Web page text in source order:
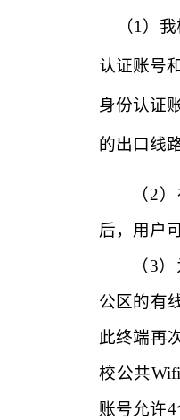
（1）
认证账号
身份认证
的出口线
（2
后，用户
（3）
公区的有
此终端再
校公共
账号允许